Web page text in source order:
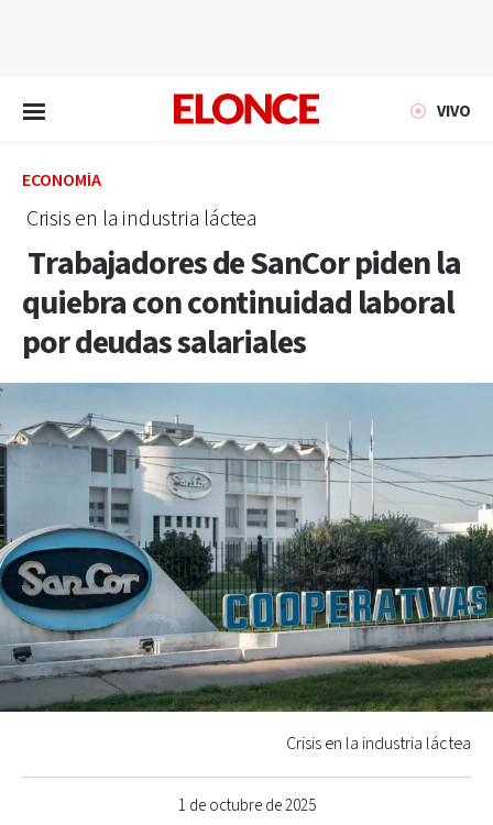
VIVO
ECONOMÍA
Crisis en la industria láctea
Trabajadores de SanCor piden la
quiebra con continuidad laboral
por deudas salariales
1 de octubre de 2025
Crisis en la industria láctea